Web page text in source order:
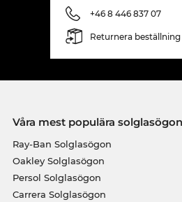
+46 8 446 837 07
Returnera beställning
Våra mest populära
Ray-Ban Solglasögon
Oakley Solglasögon
Persol Solglasögon
Carrera Solglasögon